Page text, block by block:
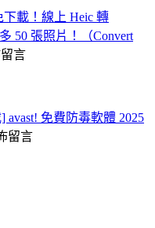
下載！線上 Heic 轉
50 張照片！（Convert
言
avast! 免費防毒軟體 2025
留言